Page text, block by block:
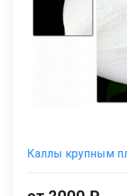
Каллы крупным